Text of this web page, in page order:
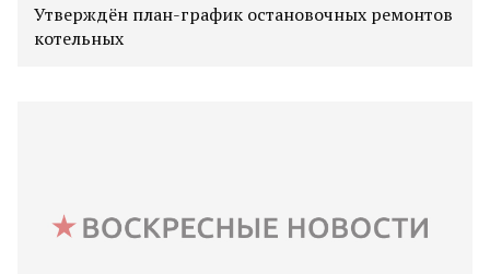
Утверждён план-график остановочных ремонтов
котельных